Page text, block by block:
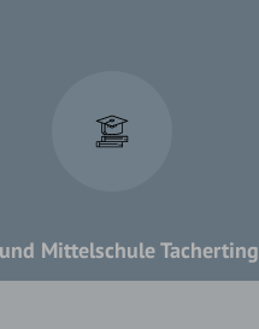
Mittelschule Tacherting